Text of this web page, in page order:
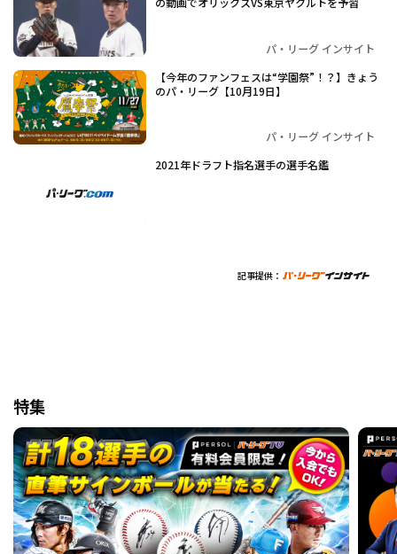
パ・リーグ インサイト
【今年のファンフェスは“学園祭”！？】きょう
のパ・リーグ【10月19日】
パ・リーグ インサイト
2021年ドラフト指名選手の選手名鑑
記事提供：
特集